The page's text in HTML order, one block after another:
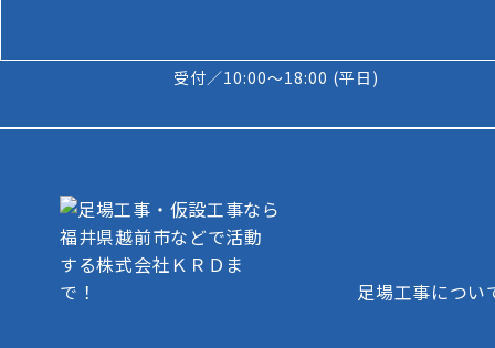
受付／10:00～18:00 (平日)
足場工事につい